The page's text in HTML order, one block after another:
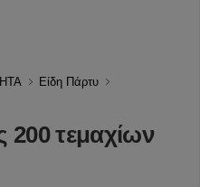
Είδη Πάρτυ
200 τεμαχίων